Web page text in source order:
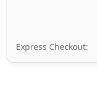
Express Checkout: